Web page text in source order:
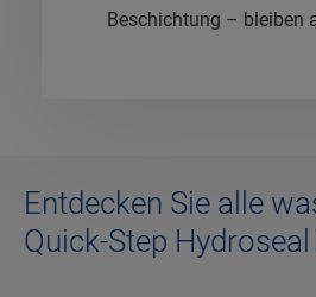
Beschichtung – bleiben
Entdecken Sie alle
Quick-Step